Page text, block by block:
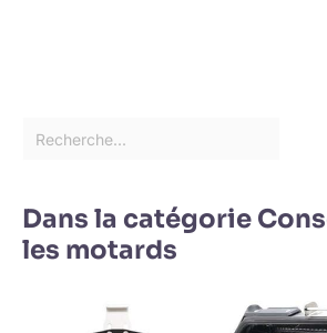
Dans la catégorie
les motards